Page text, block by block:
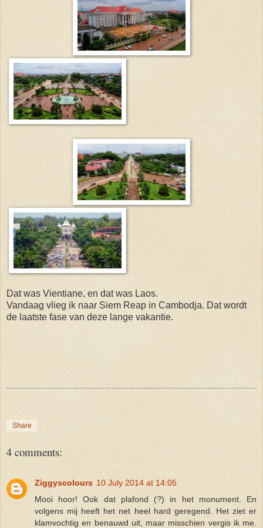
Dat was Vientiane, en dat was Laos.
Vandaag vlieg ik naar Siem Reap in Cambodja. Dat wordt
de laatste fase van deze lange vakantie.
Share
4 comments:
Ziggyscolours 10 July 2014 at 14:05
Mooi hoor! Ook dat plafond (?) in het monument. En
volgens mij heeft het net heel hard geregend. Het ziet er
klamvochtig en benauwd uit, maar misschien vergis ik me.